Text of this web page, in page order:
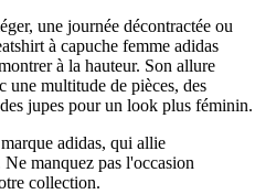
une journée décontractée ou
à capuche femme adidas
à la hauteur. Son allure
une multitude de pièces, des
jupes pour un look plus féminin.
adidas, qui allie
manquez pas l'occasion
collection.